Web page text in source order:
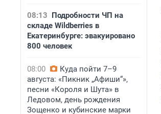
08:13 Подробности ЧП на
складе Wildberries в
Екатеринбурге: эвакуировано
800 человек
08:00
Куда пойти 7–9
августа: «Пикник „Афиши“»,
песни «Короля и Шута» в
Ледовом, день рождения
Зощенко и кубинские марки